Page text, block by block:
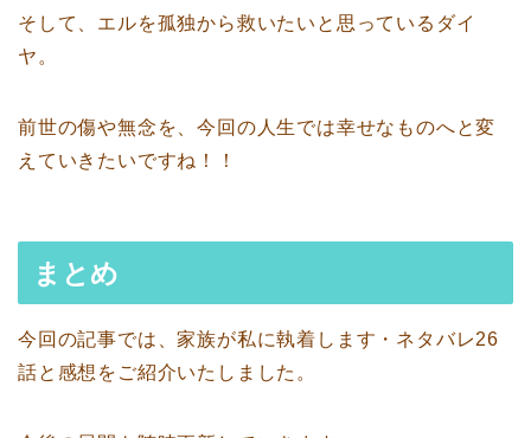
そして、エルを孤独から救いたいと思っているダイ
ヤ。
前世の傷や無念を、今回の人生では幸せなものへと変
えていきたいですね！！
まとめ
今回の記事では、家族が私に執着します・ネタバレ26
話と感想をご紹介いたしました。